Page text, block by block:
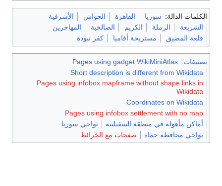
الكلمات الدالة: سوريا القاهرة الحواش
الأشرفية
الشريعة
الرملة الكريم الصالحية
المهاجرين
قلعة المضيق
مستريحة أفاميا كفر نبودة
تصنيفات:
Pages using gadget WikiMiniAtlas
Short description is different from Wikidata
Pages using infobox mapframe without shape links in
Wikidata
Coordinates on Wikidata
Pages using infobox settlement with no map
أماكن مأهولة في منطقة السقيلبية
نواحي سوريا
نواحي محافظة حماة
صفحات مع الخرائط